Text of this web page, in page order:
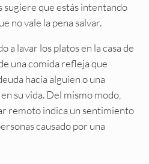
sugiere que estás intentando
no vale la pena salvar.
a lavar los platos en la casa de
una comida refleja que
hacia alguien o una
su vida. Del mismo modo,
remoto indica un sentimiento
causado por una